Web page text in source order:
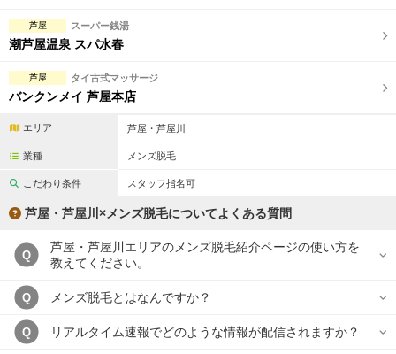
芦屋 スーパー銭湯
潮芦屋温泉 スパ水春
芦屋 タイ古式マッサージ
バンクンメイ 芦屋本店
エリア 芦屋・芦屋川
業種 メンズ脱毛
こだわり条件 スタッフ指名可
芦屋・芦屋川×メンズ脱毛についてよくある質問
Q
芦屋・芦屋川エリアのメンズ脱毛紹介ページの使い方を
教えてください。
Q メンズ脱毛とはなんですか？
Q リアルタイム速報でどのような情報が配信されますか？